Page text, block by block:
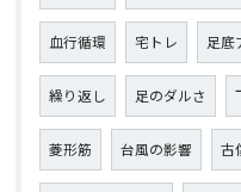
血行循環 宅トレ 足底
繰り返し 足のダルさ
菱形筋 台風の影響 古